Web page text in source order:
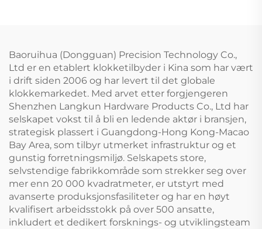
Baoruihua (Dongguan) Precision Technology Co.,
Ltd er en etablert klokketilbyder i Kina som har vært
i drift siden 2006 og har levert til det globale
klokkemarkedet. Med arvet etter forgjengeren
Shenzhen Langkun Hardware Products Co., Ltd har
selskapet vokst til å bli en ledende aktør i bransjen,
strategisk plassert i Guangdong-Hong Kong-Macao
Bay Area, som tilbyr utmerket infrastruktur og et
gunstig forretningsmiljø. Selskapets store,
selvstendige fabrikkområde som strekker seg over
mer enn 20 000 kvadratmeter, er utstyrt med
avanserte produksjonsfasiliteter og har en høyt
kvalifisert arbeidsstokk på over 500 ansatte,
inkludert et dedikert forsknings- og utviklingsteam